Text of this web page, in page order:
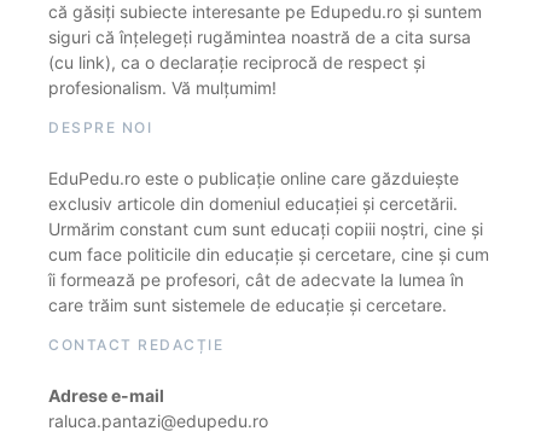
că găsiți subiecte interesante pe Edupedu.ro și suntem
siguri că înțelegeți rugămintea noastră de a cita sursa
(cu link), ca o declarație reciprocă de respect și
profesionalism. Vă mulțumim!
DESPRE NOI
EduPedu.ro este o publicație online care găzduiește
exclusiv articole din domeniul educației și cercetării.
Urmărim constant cum sunt educați copiii noștri, cine și
cum face politicile din educație și cercetare, cine și cum
îi formează pe profesori, cât de adecvate la lumea în
care trăim sunt sistemele de educație și cercetare.
CONTACT REDACȚIE
Adrese e-mail
raluca.pantazi@edupedu.ro